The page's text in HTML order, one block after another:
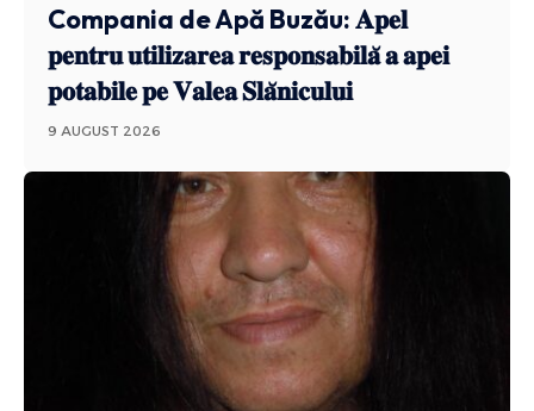
Compania de Apă Buzău: 𝐀𝐩𝐞𝐥
𝐩𝐞𝐧𝐭𝐫𝐮 𝐮𝐭𝐢𝐥𝐢𝐳𝐚𝐫𝐞𝐚 𝐫𝐞𝐬𝐩𝐨𝐧𝐬𝐚𝐛𝐢𝐥𝐚̆ 𝐚 𝐚𝐩𝐞𝐢
𝐩𝐨𝐭𝐚𝐛𝐢𝐥𝐞 𝐩𝐞 𝐕𝐚𝐥𝐞𝐚 𝐒𝐥𝐚̆𝐧𝐢𝐜𝐮𝐥𝐮𝐢
9 AUGUST 2026